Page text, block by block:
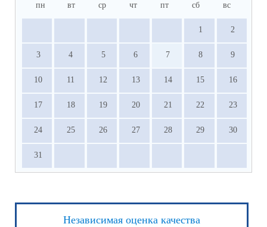
пн вт ср чт пт сб вс
1 2
3 4 5 6 7 8 9
10 11 12 13 14 15 16
17 18 19 20 21 22 23
24 25 26 27 28 29 30
31
Независимая оценка качества